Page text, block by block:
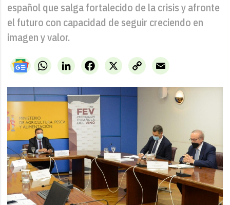
español que salga fortalecido de la crisis y afronte
el futuro con capacidad de seguir creciendo en
imagen y valor.
WhatsAppLinkedIn X
Facebook
Copy
Link
Email